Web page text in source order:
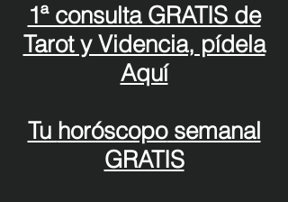
1ª consulta GRATIS de
Tarot y Videncia, pídela
Aquí
Tu horóscoposemanal
GRATIS